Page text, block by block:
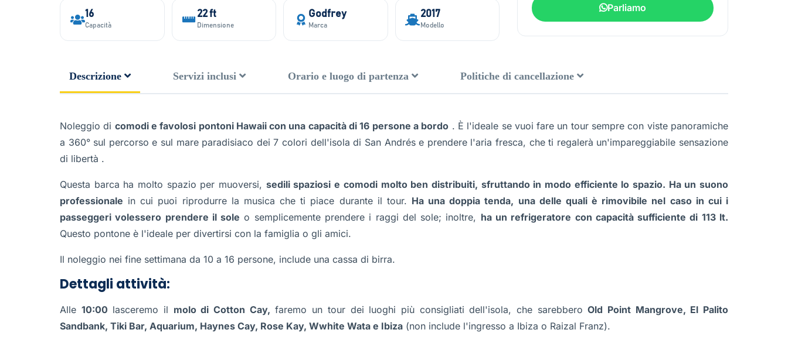
16
Capacità
22 ft
Dimensione
Godfrey
Marca
2017
Modello
Parliamo
Descrizione Servizi inclusi Orario e luogo di partenza Politiche di cancellazione
Noleggio di comodi e favolosi pontoni Hawaii con una capacità di 16 persone a bordo . È l'ideale se vuoi fare un tour sempre con viste panoramiche
a 360° sul percorso e sul mare paradisiaco dei 7 colori dell'isola di San Andrés e prendere l'aria fresca, che ti regalerà un'impareggiabile sensazione
di libertà .
Questa barca ha molto spazio per muoversi, sedili spaziosi e comodi molto ben distribuiti, sfruttando in modo efficiente lo spazio. Ha un suono
professionale in cui puoi riprodurre la musica che ti piace durante il tour. Ha una doppia tenda, una delle quali è rimovibile nel caso in cui i
passeggeri volessero prendere il sole o semplicemente prendere i raggi del sole; inoltre, ha un refrigeratore con capacità sufficiente di 113 lt.
Questo pontone è l'ideale per divertirsi con la famiglia o gli amici.
Il noleggio nei fine settimana da 10 a 16 persone, include una cassa di birra.
Dettagli attività:
Alle 10:00 lasceremo il molo di Cotton Cay, faremo un tour dei luoghi più consigliati dell'isola, che sarebberoOld Point Mangrove, El Palito
Sandbank, Tiki Bar, Aquarium, Haynes Cay, Rose Kay, Wwhite Wata e Ibiza (non include l'ingresso a Ibiza o Raizal Franz).